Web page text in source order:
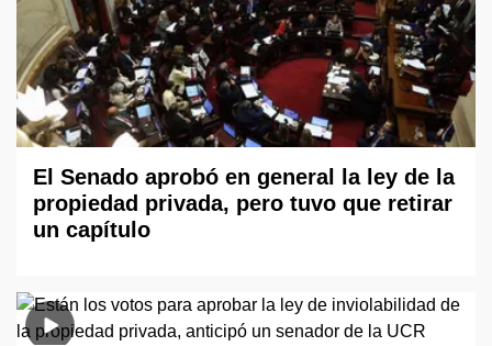
El Senado aprobó en general la ley de la
propiedad privada, pero tuvo que retirar
un capítulo